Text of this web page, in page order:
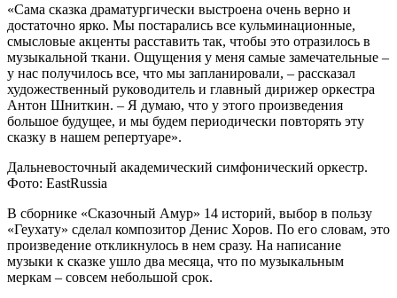
«Сама сказка драматургически выстроена очень верно и
достаточно ярко. Мы постарались все кульминационные,
смысловые акценты расставить так, чтобы это отразилось в
музыкальной ткани. Ощущения у меня самые замечательные –
у нас получилось все, что мы запланировали, – рассказал
художественный руководитель и главный дирижер оркестра
Антон Шниткин. – Я думаю, что у этого произведения
большое будущее, и мы будем периодически повторять эту
сказку в нашем репертуаре».
Дальневосточный академический симфонический оркестр.
Фото: EastRussia
В сборнике «Сказочный Амур» 14 историй, выбор в пользу
«Геухату» сделал композитор Денис Хоров. По его словам, это
произведение откликнулось в нем сразу. На написание
музыки к сказке ушло два месяца, что по музыкальным
меркам – совсем небольшой срок.